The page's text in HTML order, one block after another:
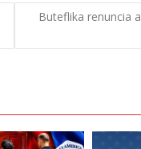
Buteflika renuncia